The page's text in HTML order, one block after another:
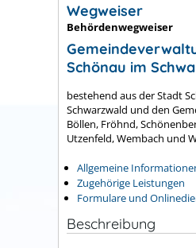
Wegweiser
Behördenwegweiser
Schönau im
bestehend aus der Stadt
Schwarzwald und den
Böllen, Fröhnd,
Utzenfeld, Wembach und
Allgemeine
Zugehörige Leistungen
Formulare und
Beschreibung